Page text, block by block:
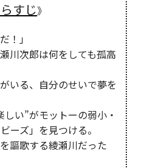
すじ》
！」
川次郎は何をしても孤高
いる、自分のせいで夢を
い”がモットーの弱小・
ーズ」を見つける。
謳歌する綾瀬川だった